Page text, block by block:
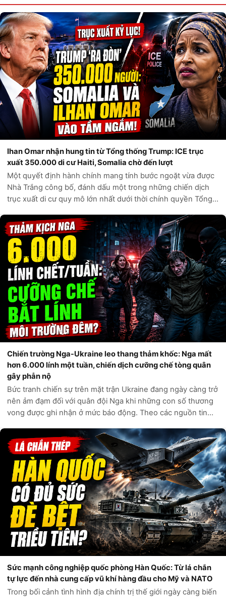
Ihan Omar nhận hung tin từ Tổng thống Trump: ICE trục
xuất 350.000 di cư Haiti, Somalia chờ đến lượt
Một quyết định hành chính mang tính bước ngoặt vừa được
Nhà Trắng công bố, đánh dấu một trong những chiến dịch
trục xuất di cư quy mô lớn nhất dưới thời chính quyền Tổng
An ninh Nội địa Hoa Kỳ,...
Chiến trường Nga-Ukraine leo thang thảm khốc: Nga mất
hơn 6.000 lính một tuần, chiến dịch cưỡng chế tòng quân
gây phẫn nộ
Bức tranh chiến sự trên mặt trận Ukraine đang ngày càng trở
nên ảm đạm đối với quân đội Nga khi những con số thương
vong được ghi nhận ở mức báo động. Theo các nguồn tin
vòng một tuần qua, q...
Sức mạnh công nghiệp quốc phòng Hàn Quốc: Từ lá chắn
tự lực đến nhà cung cấp vũ khí hàng đầu cho Mỹ và NATO
Trong bối cảnh tình hình địa chính trị thế giới ngày càng biến